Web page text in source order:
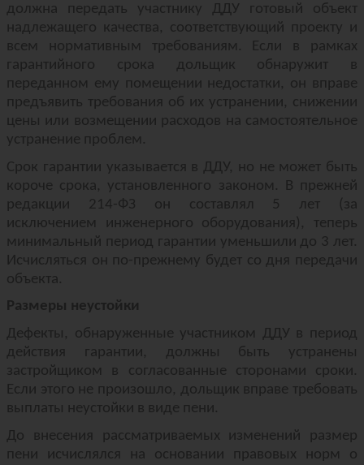
должна передать участнику ДДУ готовый объект
надлежащего качества, соответствующий проекту и
всем нормативным требованиям. Если в рамках
гарантийного срока дольщик обнаружит в
переданном ему помещении недостатки, он вправе
предъявить требования об их устранении, снижении
цены или возмещении расходов на самостоятельное
устранение проблем.
Срок гарантии указывается в ДДУ, но не может быть
короче срока, установленного законом. В прежней
редакции 214-ФЗ он составлял 5 лет (за
исключением инженерного оборудования), теперь
минимальный период гарантии уменьшили до 3 лет.
Исчисляться он по-прежнему будет со дня передачи
объекта.
Размеры неустойки
Дефекты, обнаруженные участником ДДУ в период
действия гарантии, должны быть устранены
застройщиком в согласованные сторонами сроки.
Если этого не произошло, дольщик вправе требовать
выплаты неустойки в виде пени.
До внесения рассматриваемых изменений размер
пени исчислялся на основании правовых норм о